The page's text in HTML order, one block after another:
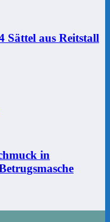
Sättel aus Reitstall
in